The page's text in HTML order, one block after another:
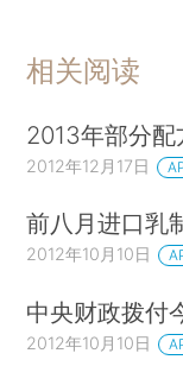
相关阅读
2013年部分
2012年12月17日
前八月进口乳
2012年10月10日
中央财政拨付
2012年10月10日